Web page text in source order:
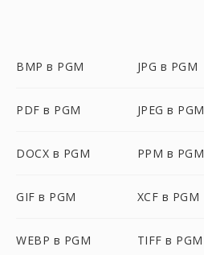
BMP в PGM JPG в PGM
PDF в PGM JPEG в PGM
DOCX в PGM PPM в PGM
GIF в PGM XCF в PGM
WEBP в PGM TIFF в PGM